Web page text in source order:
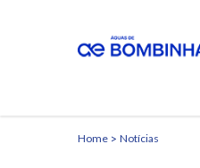
Home Notícias